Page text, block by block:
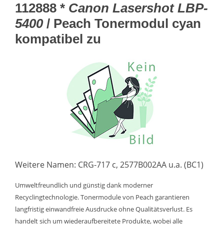
112888 * Canon Lasershot LBP-
5400/ Peach Tonermodul cyan
kompatibel zu
Weitere Namen: CRG-717 c, 2577B002AA u.a. (BC1)
Umweltfreundlich und günstig dank moderner
Recyclingtechnologie. Tonermodule von Peach garantieren
langfristig einwandfreie Ausdrucke ohne Qualitätsverlust. Es
handelt sich um wiederaufbereitete Produkte, wobei alle